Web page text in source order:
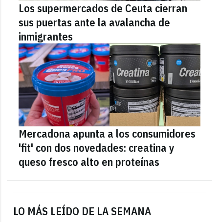
LO MÁS LEÍDO DE LA SEMANA
Los supermercados de Ceuta cierran
sus puertas ante la avalancha de
inmigrantes
Mercadona apunta a los consumidores
'fit' con dos novedades: creatina y
queso fresco alto en proteínas